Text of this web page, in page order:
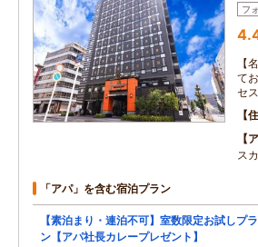
フ
【
て
セ
ス
「アパ」を含む宿泊プラン
【素泊まり・連泊不可】室数限定お試しプラ
ン【アパ社長カレープレゼント】